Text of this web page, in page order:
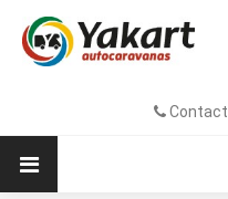
Contact